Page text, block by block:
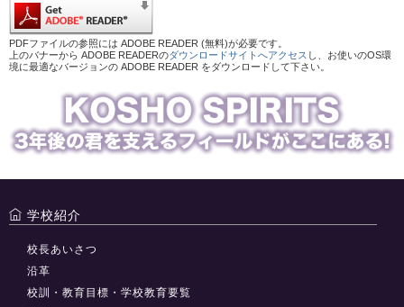
PDFファイルの参照には ADOBE READER (無料)が必要です。
上のバナーから ADOBE READERのダウンロードサイトへアクセス し、お使いのOS環
境に最適なバージョンの ADOBE READER をダウンロードして下さい。
学校紹介
校長あいさつ
沿革
校訓・教育目標・学校教育要覧